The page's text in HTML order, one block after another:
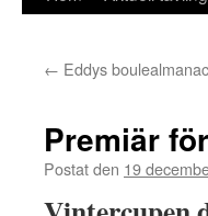
← Eddys
Premiär
Postat den 19